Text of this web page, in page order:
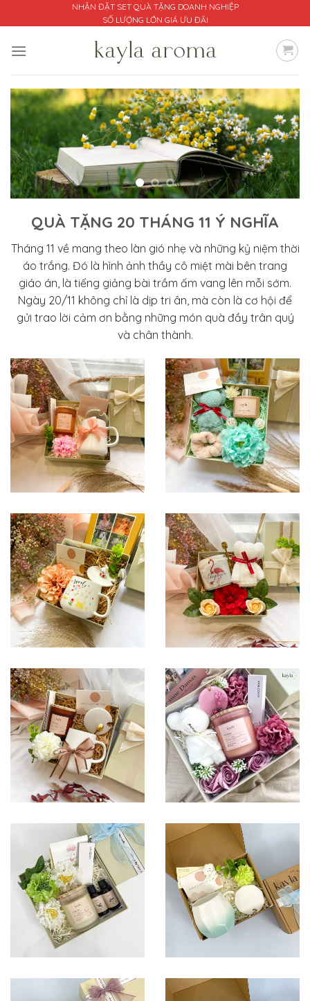
qua
dung
NHẬN ĐẶT SET QUÀ TẶNG DOANH NGHIỆP
SỐ LƯỢNG LỚN GIÁ ƯU ĐÃI
QUÀ TẶNG 20 THÁNG 11 Ý NGHĨA
Tháng 11 về mang theo làn gió nhẹ và những kỷ niệm thời
áo trắng. Đó là hình ảnh thầy cô miệt mài bên trang
giáo án, là tiếng giảng bài trầm ấm vang lên mỗi sớm.
Ngày 20/11 không chỉ là dịp tri ân, mà còn là cơ hội để
gửi trao lời cảm ơn bằng những món quà đầy trân quý
và chân thành.